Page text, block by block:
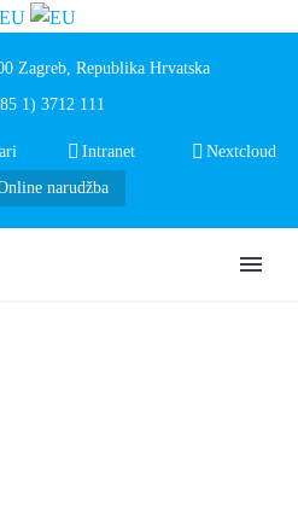
Zagreb, Republika Hrvatska
1) 3712 111
Intranet
Nextcloud
narudžba